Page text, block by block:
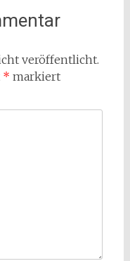
veröffentlicht.
* markiert